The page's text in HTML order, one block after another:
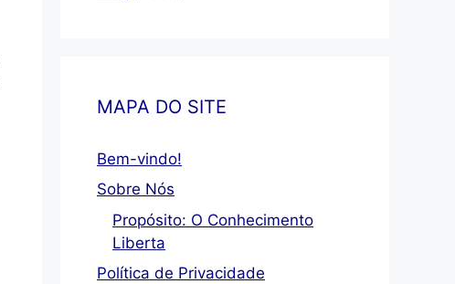
MAPA DO SITE
Bem-vindo!
Sobre Nós
Propósito: O Conhecimento
Liberta
Política de Privacidade